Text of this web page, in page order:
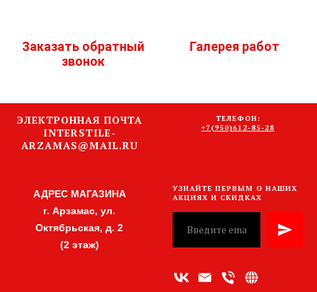
Заказать обратный
звонок
Галерея работ
ЭЛЕКТРОННАЯ ПОЧТА
INTERSTILE-
ARZAMAS@MAIL.RU
ТЕЛЕФОН:
+7(950)612-85-28
АДРЕС МАГАЗИНА
г. Арзамас, ул.
Октябрьская, д. 2
(2 этаж)
УЗНАЙТЕ ПЕРВЫМ О НАШИХ
АКЦИЯХ И СКИДКАХ